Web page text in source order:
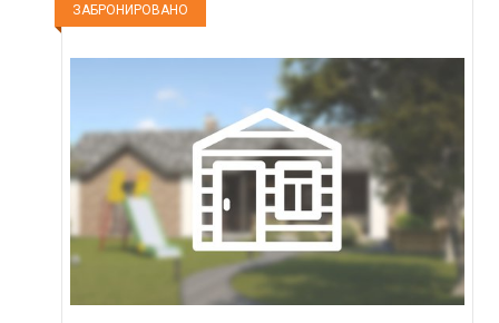
ЗАБРОНИРОВАНО